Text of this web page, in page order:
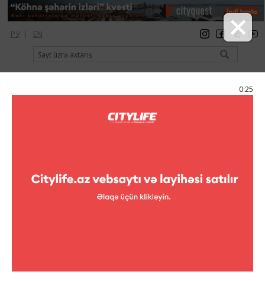
0:25
РУ | EN
qeydiyyat giriş Citylife Magazine